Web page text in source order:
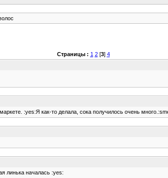
Страницы : 1 2[3] 4
:yes:Я как-то делала, сока получилось очень
линька началась :yes: